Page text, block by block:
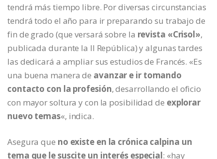
tendrá más tiempo libre. Por diversas circunstancias
tendrá todo el año para ir preparando su trabajo de
fin de grado (que versará sobre la revista «Crisol»,
publicada durante la II República) y algunas tardes
las dedicará a ampliar sus estudios de Francés. «Es
una buena manera de avanzar e ir tomando
contacto con la profesión, desarrollando el oficio
con mayor soltura y con la posibilidad de explorar
nuevo temas«, indica.
Asegura que no existe en la crónica calpina un
tema que le suscite un interés especial: «hay